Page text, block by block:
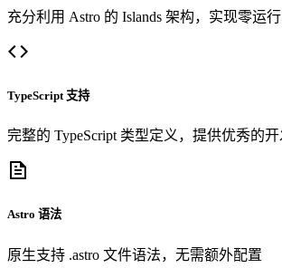
充分利用 Astro 的 Islands 架构，实现零运行
TypeScript 支持
完整的 TypeScript 类型定义，提供优秀的
Astro 语法
原生支持 .astro 文件语法，无需额外配置